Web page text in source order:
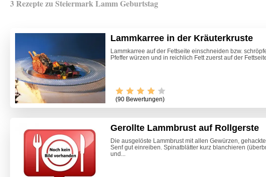
3 Rezepte zu Steiermark Lamm Geburtstag
Lammkarree in der Kräuterkruste
Lammkarree auf der Fettseite einschneiden bzw.
Pfeffer würzen und in reichlich Fett zuerst auf der
(90 Bewertungen)
Gerollte Lammbrust auf Rollgerste
Die ausgelöste Lammbrust mit allen Gewürzen,
Senf gut einreiben. Spinatblätter kurz blanchieren
und...